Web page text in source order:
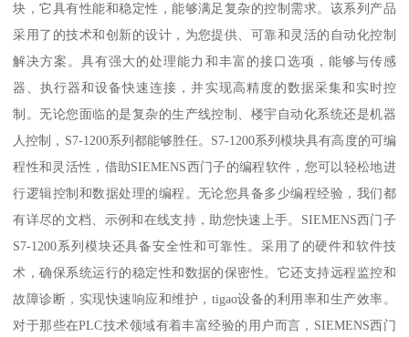
块，它具有性能和稳定性，能够满足复杂的控制需求。该系列产品
采用了的技术和创新的设计，为您提供、可靠和灵活的自动化控制
解决方案。具有强大的处理能力和丰富的接口选项，能够与传感
器、执行器和设备快速连接，并实现高精度的数据采集和实时控
制。无论您面临的是复杂的生产线控制、楼宇自动化系统还是机器
人控制，S7-1200系列都能够胜任。S7-1200系列模块具有高度的可编
程性和灵活性，借助SIEMENS西门子的编程软件，您可以轻松地进
行逻辑控制和数据处理的编程。无论您具备多少编程经验，我们都
有详尽的文档、示例和在线支持，助您快速上手。SIEMENS西门子
S7-1200系列模块还具备安全性和可靠性。采用了的硬件和软件技
术，确保系统运行的稳定性和数据的保密性。它还支持远程监控和
故障诊断，实现快速响应和维护，tigao设备的利用率和生产效率。
对于那些在PLC技术领域有着丰富经验的用户而言，SIEMENS西门